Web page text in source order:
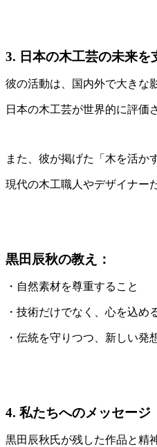
3. 日本の木工芸の未来を
彼の活動は、国内外で大きな
日本の木工芸が世界的に評価
また、彼が掲げた「木を活か
現代の木工職人やデザイナー
黒田辰秋の教え：
・自然素材を尊重すること
・技術だけでなく、心を込め
・伝統を守りつつ、新しい発
4. 私たちへのメッセージ
黒田辰秋氏が残した作品と精